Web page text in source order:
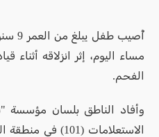
أُصيب
مساء اليوم، إثر انزلاقه أثناء
الفحم.
وأفاد الناطق بلسان مؤسسة
الاستعلامات (101)